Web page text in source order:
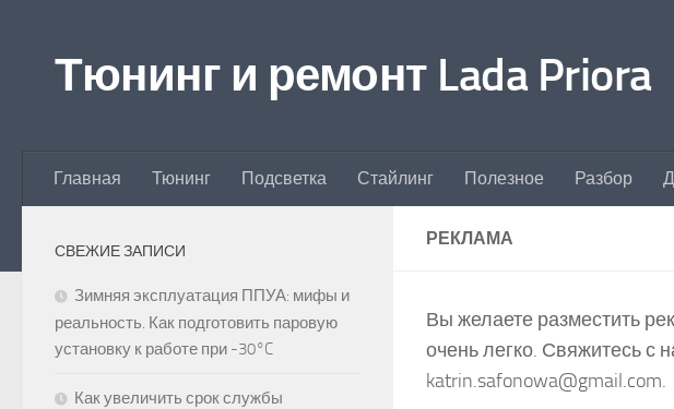
Тюнинг и ремонт Lada Priora
Главная Тюнинг Подсветка Стайлинг Полезное Разбор
РЕКЛАМА
Вы желаете разместить
очень легко. Свяжитесь с
katrin.safonowa@gmail.com.
СВЕЖИЕ ЗАПИСИ
Зимняя эксплуатация ППУА: мифы и
реальность. Как подготовить паровую
установку к работе при -30°C
Как увеличить срок службы